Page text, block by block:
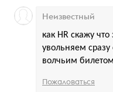
как HR скажу
увольняем
волчьим билетом
Неизвестный
Пожаловаться